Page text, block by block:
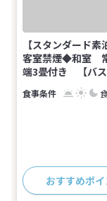
【スタンダー
客室禁煙◆和室
端3畳付き 【バス
おすすめポ